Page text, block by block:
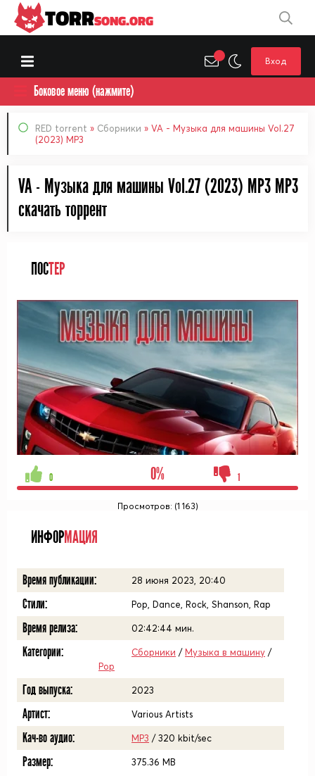
Боковое меню (нажмите)
RED torrent » Сборники » VA - Музыка для машины Vol.27
(2023) MP3
VA - Музыка для машины Vol.27 (2023) MP3 MP3
cкачать торрент
ПОСТЕР
0 0% 1
Просмотров: (1 163)
ИНФОРМАЦИЯ
Время публикации: 28 июня 2023, 20:40
Стили: Pop, Dance, Rock, Shanson, Rap
Время релиза: 02:42:44 мин.
Категории: Сборники /Музыка в машину /
Pop
Год выпуска: 2023
Артист: Various Artists
Кач-во аудио: MP3 / 320 kbit/sec
Размер: 375.36 MB
TORRSONG.ORG
Вход